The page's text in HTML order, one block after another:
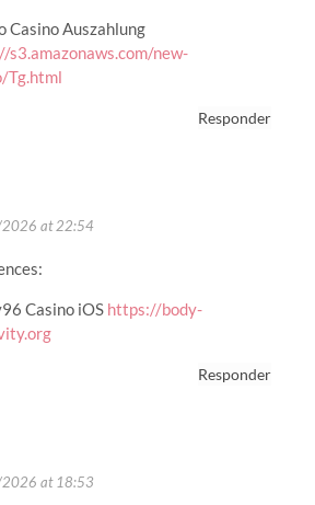
Casino Auszahlung
s3.amazonaws.com/new-
Tg.html
Responder
at 22:54
Casino iOS https://body-
Responder
at 18:53